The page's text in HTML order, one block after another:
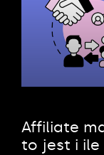
Affiliate
to jest i ile